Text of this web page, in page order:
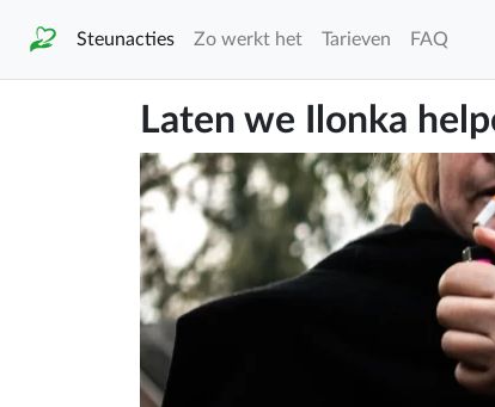
Steunacties Zo werkt het Tarieven FAQ
Laten we Ilonka